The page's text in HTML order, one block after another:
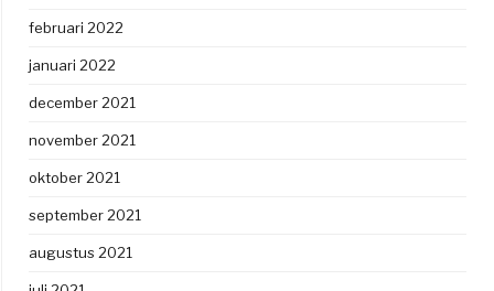
februari 2022
januari 2022
december 2021
november 2021
oktober 2021
september 2021
augustus 2021